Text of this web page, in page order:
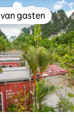
gasten
gasten